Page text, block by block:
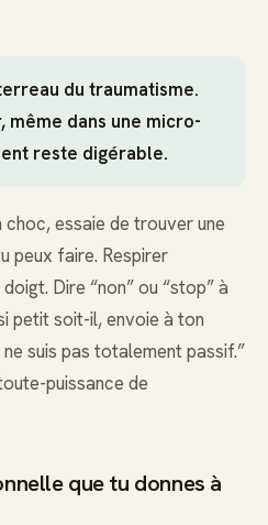
du traumatisme.
même dans une micro-
reste digérable.
essaie de trouver une
peux faire. Respirer
Dire “non” ou “stop” à
petit soit-il, envoie à ton
suis pas totalement passif.”
puissance de
que tu donnes à